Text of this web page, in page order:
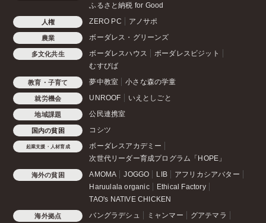
ふるさと納税 for Good
人権 ZERO PC アノサポ
農業 ボーダレス・グリーンズ
多文化共生 ボーダレスハウス
ボーダレスビジット
むすびば
教育・子育て 夢中教室 小さな森の学童
就労機会 UNROOF いえとしごと
地域課題 公民連携室
国内の貧困 コシツ
起業支援・人材育成
ボーダレスアカデミー
次世代リーダー育成プログラム「HOPE」
海外の貧困 AMOMA JOGGO LIB
アフリカシアバター
Haruulala organic
Ethical Factory
TAO's NATIVE CHICKEN
海外拠点 バングラデシュ ミャンマー
グアテマラ